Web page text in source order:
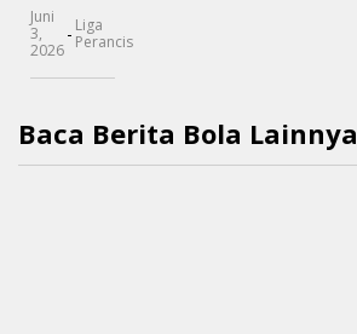
Juni
3,
2026
- Liga
Perancis
Baca Berita Bola Lainnya